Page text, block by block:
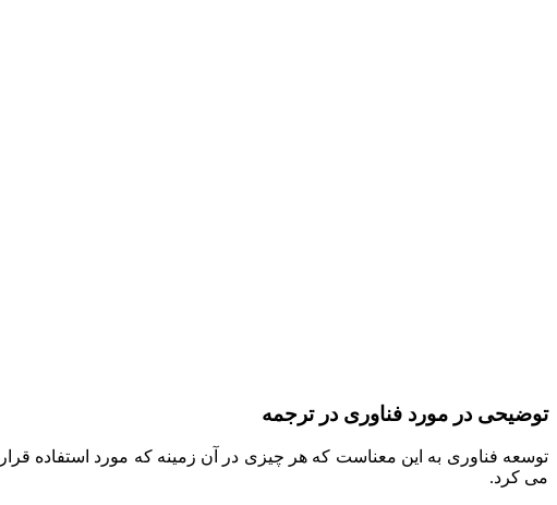
توضیحی در مورد فناوری در ترجمه
توسعه فناوری به این معناست که هر چیزی در آن زمینه که مورد استفاده
می کرد.